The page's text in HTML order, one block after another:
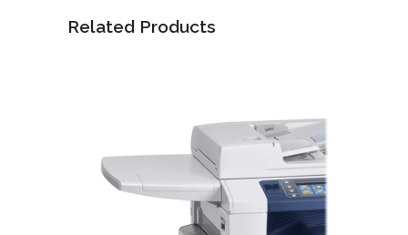
Related Products